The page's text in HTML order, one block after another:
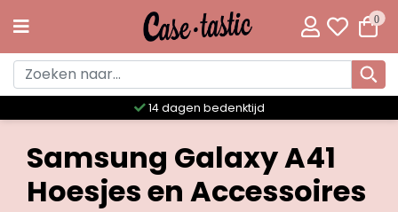
0
14 dagen bedenktijd
Samsung Galaxy A41
Hoesjes en Accessoires